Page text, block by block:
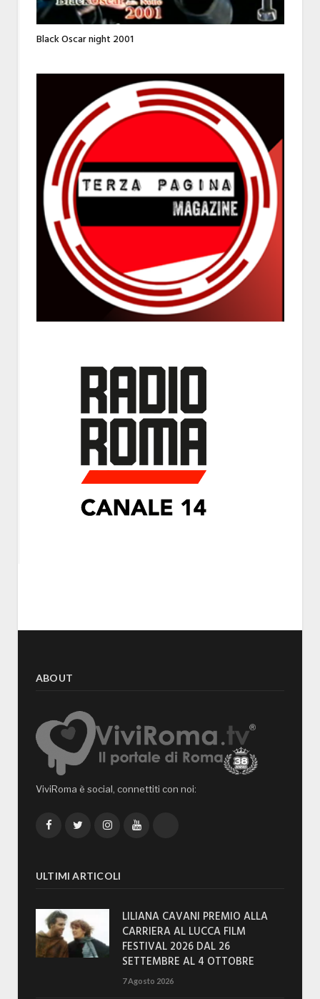
Black Oscar night 2001
ABOUT
ViviRoma è social, connettiti con noi:
FacebookTwitterInstagramYouTube
ULTIMI ARTICOLI
LILIANA CAVANI PREMIO ALLA
CARRIERA AL LUCCA FILM
FESTIVAL 2026 DAL 26
SETTEMBRE AL 4 OTTOBRE
7 Agosto 2026